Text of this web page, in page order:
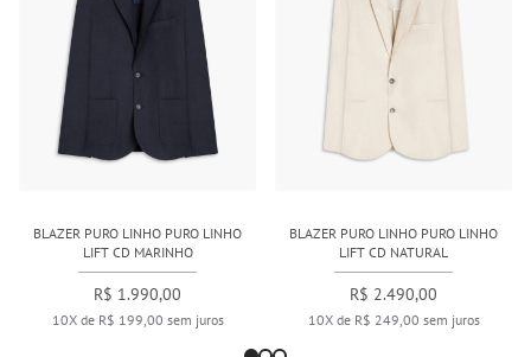
BLAZER PURO LINHO PURO LINHO
LIFT CD MARINHO
R$ 1.990,00
10X de R$ 199,00 sem juros
BLAZER PURO LINHO PURO LINHO
LIFT CD NATURAL
R$ 2.490,00
10X de R$ 249,00 sem juros